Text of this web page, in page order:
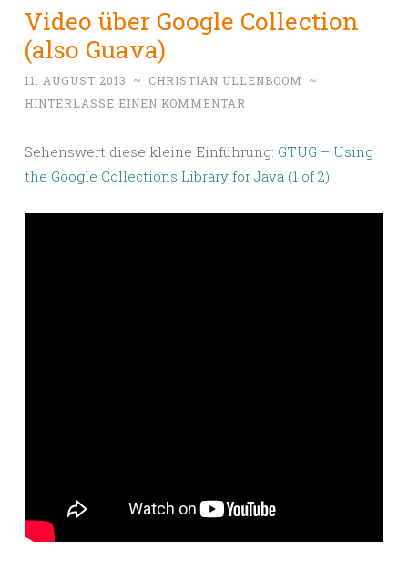
Video über Google Collection
(also Guava)
11. AUGUST 2013 ~ CHRISTIAN ULLENBOOM
~
HINTERLASSE EINEN KOMMENTAR
Sehenswert diese kleine Einführung: GTUG – Using
the Google Collections Library for Java (1 of 2):